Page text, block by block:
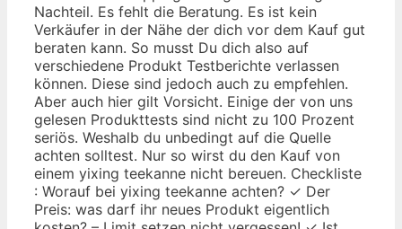
Nachteil. Es fehlt die Beratung. Es ist kein
Verkäufer in der Nähe der dich vor dem Kauf gut
beraten kann. So musst Du dich also auf
verschiedene Produkt Testberichte verlassen
können. Diese sind jedoch auch zu empfehlen.
Aber auch hier gilt Vorsicht. Einige der von uns
gelesen Produkttests sind nicht zu 100 Prozent
seriös. Weshalb du unbedingt auf die Quelle
achten solltest. Nur so wirst du den Kauf von
einem yixing teekanne nicht bereuen. Checkliste
: Worauf bei yixing teekanne achten? ✓ Der
Preis: was darf ihr neues Produkt eigentlich